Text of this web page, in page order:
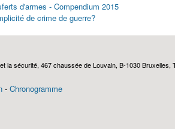
d'armes - Compendium 2015
de crime de guerre?
sécurité, 467 chaussée de Louvain, B-1030 Bruxelles,
- Chronogramme